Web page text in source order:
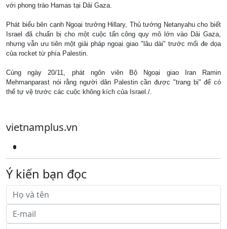
với phong trào Hamas tại Dải Gaza.
Phát biểu bên cạnh Ngoại trưởng Hillary, Thủ tướng Netanyahu cho biết
Israel đã chuẩn bị cho một cuộc tấn công quy mô lớn vào Dải Gaza,
nhưng vẫn ưu tiên một giải pháp ngoại giao "lâu dài" trước mối đe dọa
của rocket từ phía Palestin.
Cùng ngày 20/11, phát ngôn viên Bộ Ngoại giao Iran Ramin
Mehmanparast nói rằng người dân Palestin cần được "trang bị" để có
thể tự vệ trước các cuộc không kích của Israel./.
vietnamplus.vn
Ý kiến bạn đọc